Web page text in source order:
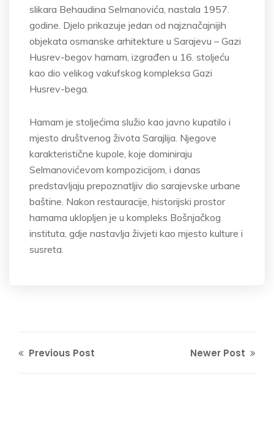
slikara Behaudina Selmanovića, nastala 1957.
godine. Djelo prikazuje jedan od najznačajnijih
objekata osmanske arhitekture u Sarajevu – Gazi
Husrev-begov hamam, izgrađen u 16. stoljeću
kao dio velikog vakufskog kompleksa Gazi
Husrev-bega.
Hamam je stoljećima služio kao javno kupatilo i
mjesto društvenog života Sarajlija. Njegove
karakteristične kupole, koje dominiraju
Selmanovićevom kompozicijom, i danas
predstavljaju prepoznatljiv dio sarajevske urbane
baštine. Nakon restauracije, historijski prostor
hamama uklopljen je u kompleks Bošnjačkog
instituta, gdje nastavlja živjeti kao mjesto kulture i
susreta.
Previous Post Newer Post